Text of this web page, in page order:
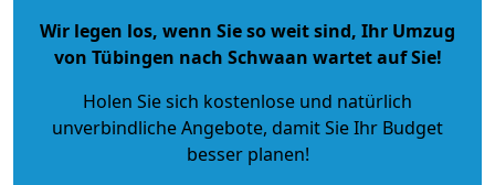
Wir legen los, wenn Sie so weit sind, Ihr Umzug
von Tübingen nach Schwaan wartet auf Sie!
Holen Sie sich kostenlose und natürlich
unverbindliche Angebote, damit Sie Ihr Budget
besser planen!